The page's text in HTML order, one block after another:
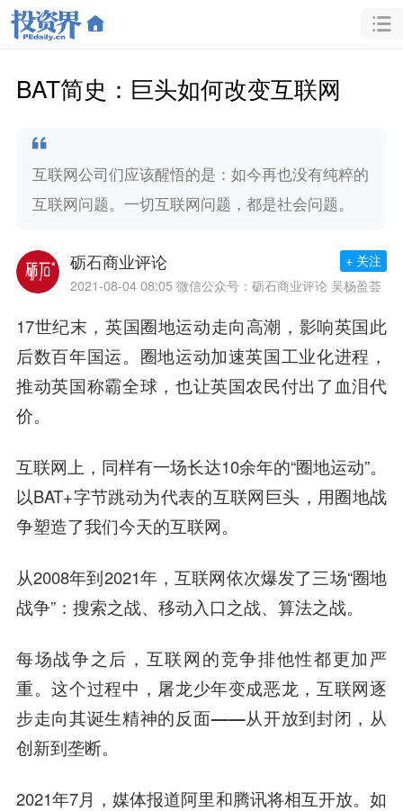
​BAT简史：巨头如何改变互联网
互联网公司们应该醒悟的是：如今再也没有纯粹的
互联网问题。一切互联网问题，都是社会问题。
砺石商业评论
2021-08-04 08:05 微信公众号：砺石商业评论 吴杨盈荟
+ 关注
17世纪末，英国圈地运动走向高潮，影响英国此
后数百年国运。圈地运动加速英国工业化进程，
推动英国称霸全球，也让英国农民付出了血泪代
价。
互联网上，同样有一场长达10余年的“圈地运动”。
以BAT+字节跳动为代表的互联网巨头，用圈地战
争塑造了我们今天的互联网。
从2008年到2021年，互联网依次爆发了三场“圈地
战争”： 搜索之战、移动入口之战、算法之战。
每场战争之后，互联网的竞争排他性都更加严
重。这个过程中，屠龙少年变成恶龙，互联网逐
步走向其诞生精神的反面——从开放到封闭，从
创新到垄断。
2021年7月，媒体报道阿里和腾讯将相互开放。如